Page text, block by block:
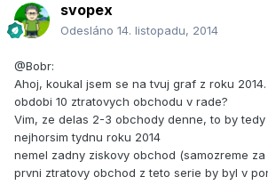
svopex
Odesláno 14. listopadu, 2014
@Bobr:
Ahoj, koukal jsem se na tvuj graf z roku
obdobi 10 ztratovych obchodu v rade?
Vim, ze delas 2-3 obchody denne, to by
nejhorsim tydnu roku 2014
nemel zadny ziskovy obchod (samozreme
prvni ztratovy obchod z teto serie by byl v